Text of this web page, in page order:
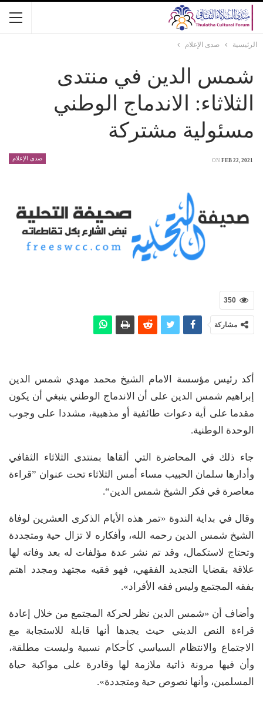
الرئيسية صدى الإعلام
شمس الدين في منتدى
الثلاثاء: الاندماج الوطني
مسئولية مشتركة
صدى الإعلام ON FEB 22, 2021
350
مشاركة
أكد رئيس مؤسسة الامام الشيخ محمد مهدي شمس الدين
إبراهيم شمس الدين على أن الاندماج الوطني ينبغي أن يكون
مقدما على أية دعوات طائفية أو مذهبية، مشددا على وجوب
الوحدة الوطنية.
جاء ذلك في المحاضرة التي ألقاها بمنتدى الثلاثاء الثقافي
وأدارها سلمان الحبيب مساء أمس الثلاثاء تحت عنوان ”قراءة
معاصرة في فكر الشيخ شمس الدين“.
وقال في بداية الندوة «تمر هذه الأيام الذكرى العشرين لوفاة
الشيخ شمس الدين رحمه الله، وأفكاره لا تزال حية ومتجددة
وتحتاج لاستكمال، وقد تم نشر عدة مؤلفات له بعد وفاته لها
علاقة بقضايا التجديد الفقهي، فهو فقيه مجتهد ومجدد اهتم
بفقه المجتمع وليس فقه الأفراد».
وأضاف أن «شمس الدين نظر لحركة المجتمع من خلال إعادة
قراءة النص الديني حيث يجدها أنها قابلة للاستجابة مع
الاجتماع والانتظام السياسي كأحكام نسبية وليست مطلقة،
وأن فيها مرونة ذاتية ملازمة لها وقادرة على مواكبة حياة
المسلمين، وأنها نصوص حية ومتجددة».